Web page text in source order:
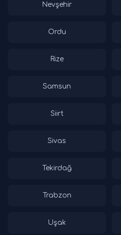
Nevşehir
Ordu
Rize
Samsun
Siirt
Sivas
Tekirdağ
Trabzon
Uşak